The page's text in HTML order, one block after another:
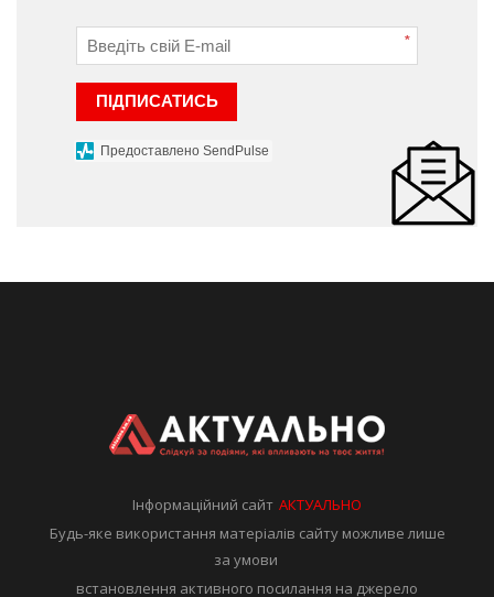
*
ПІДПИСАТИСЬ
Предоставлено SendPulse
Інформаційний сайтАКТУАЛЬНО
Будь-яке використання матеріалів сайту можливе лише
за умови
встановлення активного посилання на джерело